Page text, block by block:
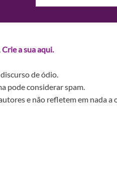
Crie a sua aqui.
de ódio.
pode considerar spam.
e não refletem em nada